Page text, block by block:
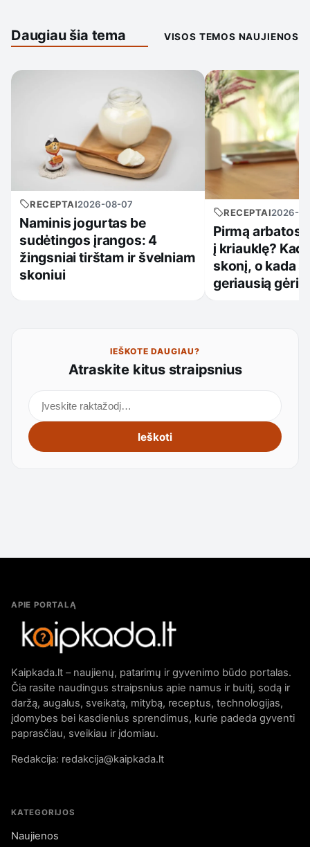
Daugiau šia tema VISOS TEMOS NAUJIENOS
RECEPTAI2026-08-07
Naminis jogurtas be
sudėtingos įrangos: 4
žingsniai tirštam ir švelniam
skoniui
RECEPTAI2026-
Pirmą arbatos
į kriauklę?
skonį, o kada
geriausią
IEŠKOTE DAUGIAU?
Atraskite kitus straipsnius
Ieškoti
APIE PORTALĄ
Kaipkada.lt – naujienų, patarimų ir gyvenimo būdo portalas.
Čia rasite naudingus straipsnius apie namus ir buitį, sodą ir
daržą, augalus, sveikatą, mitybą, receptus, technologijas,
įdomybes bei kasdienius sprendimus, kurie padeda gyventi
paprasčiau, sveikiau ir įdomiau.
Redakcija: redakcija@kaipkada.lt
KATEGORIJOS
Naujienos